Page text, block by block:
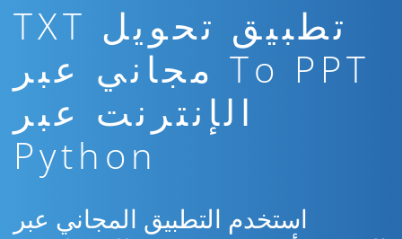
تطبيق تحويل TXT
To PPT مجاني عبر
الإنترنت عبر
Python
استخدم التطبيق المجاني عبر